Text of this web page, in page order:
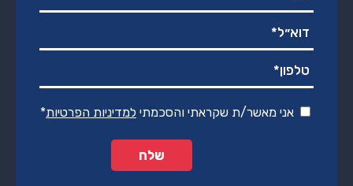
אני מאשר/ת שקראתי והסכמתי למדיניות הפרטיות*